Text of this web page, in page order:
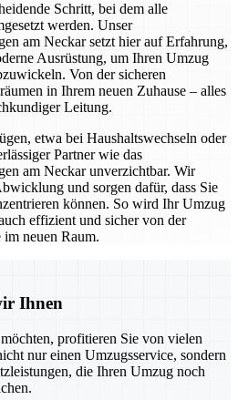
Schritt, bei dem alle
werden. Unser
am Neckar setzt hier auf Erfahrung,
Ausrüstung, um Ihren Umzug
Von der sicheren
in Ihrem neuen Zuhause – alles
Leitung.
etwa bei Haushaltswechseln oder
Partner wie das
am Neckar unverzichtbar. Wir
und sorgen dafür, dass Sie
können. So wird Ihr Umzug
effizient und sicher von der
neuen Raum.
Ihnen
profitieren Sie von vielen
nur einen Umzugsservice, sondern
die Ihren Umzug noch